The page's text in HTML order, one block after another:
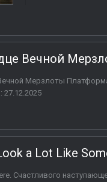
Вечной
Мерзлоты
27.12.2025
a Lot Like
Счастливого